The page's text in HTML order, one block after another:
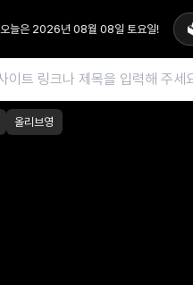
오늘은 2026년 08월 08일 토요일!
올리브영